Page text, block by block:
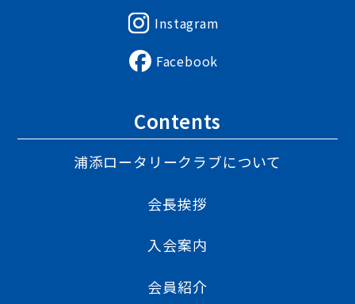
Instagram
Facebook
Contents
浦添ロータリークラブについて
会長挨拶
入会案内
会員紹介